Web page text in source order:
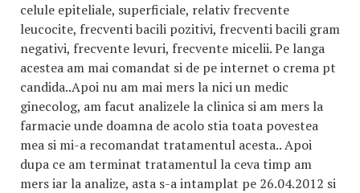
celule epiteliale, superficiale, relativ frecvente
leucocite, frecventi bacili pozitivi, frecventi bacili gram
negativi, frecvente levuri, frecvente micelii. Pe langa
acestea am mai comandat si de pe internet o crema pt
candida..Apoi nu am mai mers la nici un medic
ginecolog, am facut analizele la clinica si am mers la
farmacie unde doamna de acolo stia toata povestea
mea si mi-a recomandat tratamentul acesta.. Apoi
dupa ce am terminat tratamentul la ceva timp am
mers iar la analize, asta s-a intamplat pe 26.04.2012 si